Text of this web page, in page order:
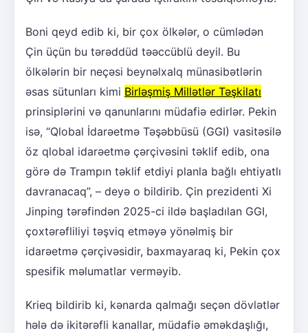
Boni qeyd edib ki, bir çox ölkələr, o cümlədən
Çin üçün bu tərəddüd təəccüblü deyil. Bu
ölkələrin bir neçəsi beynəlxalq münasibətlərin
əsas sütunları kimi Birləşmiş Millətlər Təşkilatı
prinsiplərini və qanunlarını müdafiə edirlər. Pekin
isə, “Qlobal İdarəetmə Təşəbbüsü (GGI) vasitəsilə
öz qlobal idarəetmə çərçivəsini təklif edib, ona
görə də Trampın təklif etdiyi planla bağlı ehtiyatlı
davranacaq”, – deyə o bildirib. Çin prezidenti Xi
Jinping tərəfindən 2025-ci ildə başladılan GGI,
çoxtərəfliliyi təşviq etməyə yönəlmiş bir
idarəetmə çərçivəsidir, baxmayaraq ki, Pekin çox
spesifik məlumatlar verməyib.
Krieq bildirib ki, kənarda qalmağı seçən dövlətlər
hələ də ikitərəfli kanallar, müdafiə əməkdaşlığı,